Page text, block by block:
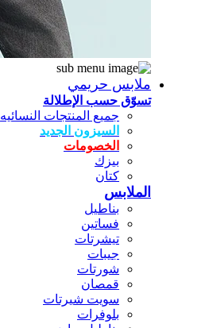
ملابس حريمي
تسوّق حسب الإطلالة
جميع المنتجات النسائيه
السيزون الجديد
الخصومات
بيزك
كتان
الملابس
بناطيل
فساتين
تيشرتات
جيبات
شورتات
قمصان
سويت شيرتات
بلوفرات